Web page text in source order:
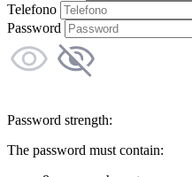
Telefono
Password
Password strength:
The password must contain: